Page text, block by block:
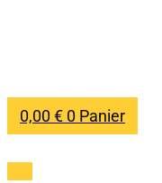
0,00€ 0 Panier